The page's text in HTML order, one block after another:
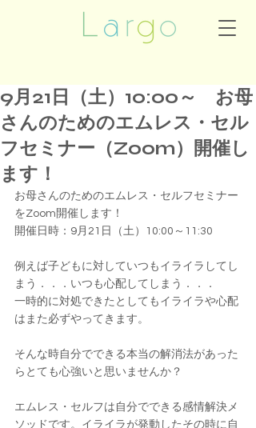
9月21日（土）10:00～ お母
さんのためのエムレス・セル
フセミナー（Zoom）開催し
ます！
お母さんのためのエムレス・セルフセミナー
をZoom開催します！
開催日時：9月21日（土）10:00～11:30
例えば子どもに対していつもイライラしてし
まう．．．いつも心配してしまう．．．
一時的に対処できたとしてもイライラや心配
はまた必ずやってきます。
そんな時自分でできる本当の解消法があった
らとても心強いと思いませんか？
エムレス・セルフは自分でできる感情解決メ
ソッドです。イライラが発動したその時に自